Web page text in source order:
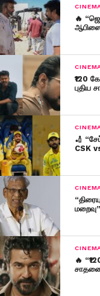
🔥
ஆபிஸை
₹120
புதிய
🏏
CSK
மறைவு”
🔥